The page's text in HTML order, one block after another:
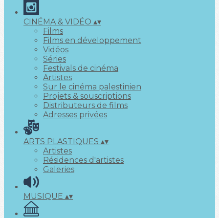
CINÉMA & VIDÉO ▴▾
Films
Films en développement
Vidéos
Séries
Festivals de cinéma
Artistes
Sur le cinéma palestinien
Projets & souscriptions
Distributeurs de films
Adresses privées
ARTS PLASTIQUES ▴▾
Artistes
Résidences d'artistes
Galeries
MUSIQUE ▴▾